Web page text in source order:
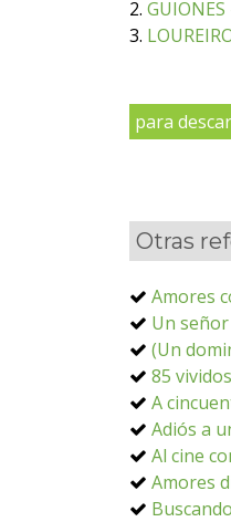
2. GUIONES
3.
para
Otras
Amores
Un
(Un
85
A
Adiós a
Al cine
Amores